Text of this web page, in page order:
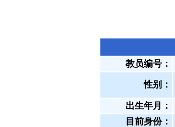
教员编号：
性别：
出生年月：
目前身份：